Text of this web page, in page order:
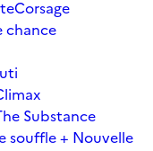
Corsage
chance
Substance
souffle + Nouvelle